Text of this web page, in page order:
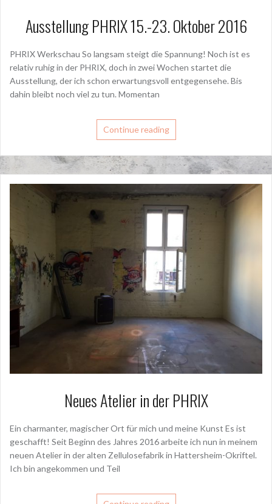
Ausstellung PHRIX 15.-23. Oktober 2016
PHRIX Werkschau So langsam steigt die Spannung! Noch ist es
relativ ruhig in der PHRIX, doch in zwei Wochen startet die
Ausstellung, der ich schon erwartungsvoll entgegensehe. Bis
dahin bleibt noch viel zu tun. Momentan
Continue reading
Neues Atelier in der PHRIX
Ein charmanter, magischer Ort für mich und meine Kunst Es ist
geschafft! Seit Beginn des Jahres 2016 arbeite ich nun in meinem
neuen Atelier in der alten Zellulosefabrik in Hattersheim-Okriftel.
Ich bin angekommen und Teil